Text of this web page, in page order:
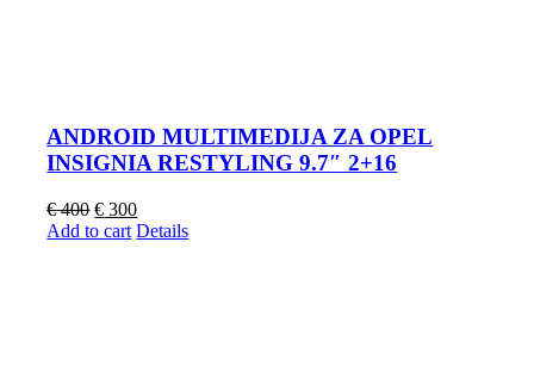
ANDROID MULTIMEDIJA ZA OPEL
INSIGNIA RESTYLING 9.7″ 2+16
€400 Original
price
€ 300Current
price
Add to cart Details